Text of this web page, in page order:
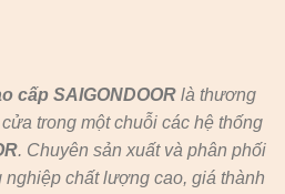
cấp SAIGONDOOR là thương
trong một chuỗi các hệ thống
. Chuyên sản xuất và phân phối
chất lượng cao, giá thành